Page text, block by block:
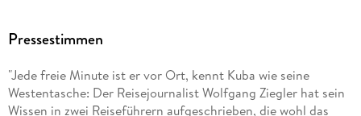
Das Ergebnis: »Cuba« und »Havanna MM-City«!
Pressestimmen
"Jede freie Minute ist er vor Ort, kennt Kuba wie seine
Westentasche: Der Reisejournalist Wolfgang Ziegler hat sein
Wissen in zwei Reiseführern aufgeschrieben, die wohl das